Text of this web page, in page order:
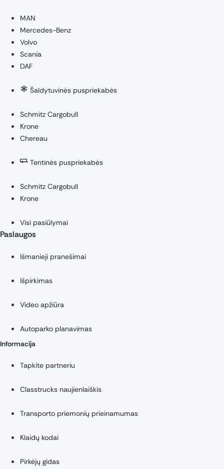
MAN
Mercedes-Benz
Volvo
Scania
DAF
Šaldytuvinės puspriekabės
Schmitz Cargobull
Krone
Chereau
Tentinės puspriekabės
Schmitz Cargobull
Krone
Visi pasiūlymai
Paslaugos
Išmanieji pranešimai
Išpirkimas
Video apžiūra
Autoparko planavimas
Informacija
Tapkite partneriu
Classtrucks naujienlaiškis
Transporto priemonių prieinamumas
Klaidų kodai
Pirkėjų gidas